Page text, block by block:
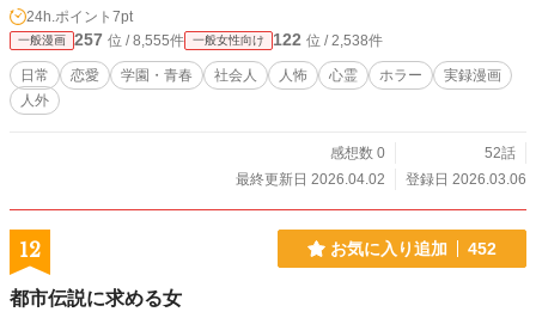
24h.ポイント 7pt
一般漫画 257 位 / 8,555件 一般女性向け 122 位 / 2,538件
日常 恋愛 学園・青春 社会人 人怖 心霊 ホラー
実録漫画
人外
感想数 0
52話
最終更新日 2026.04.02
登録日 2026.03.06
12 お気に入り追加 452
都市伝説に求める女